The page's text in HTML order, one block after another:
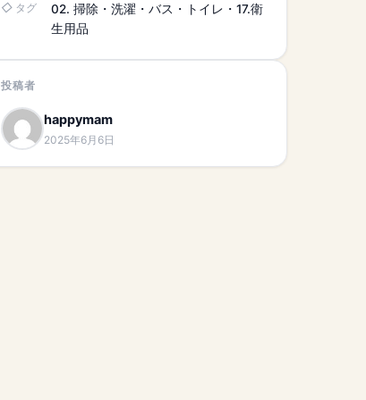
タグ
02. 掃除・洗濯・バス・トイレ・17.衛
生用品
投稿者
happymam
2025年6月6日